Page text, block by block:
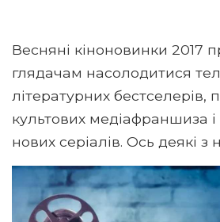
Весняні кіноновинки 2017
глядачам насолодитися
літературних бестселерів,
культових медіафраншиза
нових серіалів. Ось деякі з